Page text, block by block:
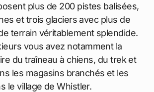
plus de 200 pistes balisées,
et trois glaciers avec plus de
terrain véritablement splendide.
vous avez notamment la
du traîneau à chiens, du trek et
les magasins branchés et les
le village de Whistler.